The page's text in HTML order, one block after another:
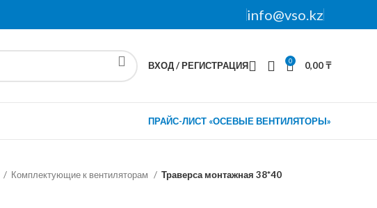
info@vso.kz
ВХОД / РЕГИСТРАЦИЯ 0 0,00₸
ПРАЙС-ЛИСТ «ОСЕВЫЕ ВЕНТИЛЯТОРЫ»
Комплектующие к вентиляторам Траверса монтажная 38*40